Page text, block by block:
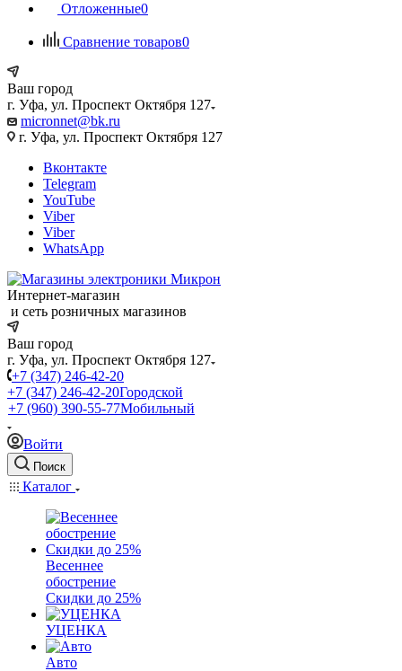
Отложенные0
Сравнение товаров0
Ваш город
г. Уфа, ул. Проспект Октября 127
micronnet@bk.ru
г. Уфа, ул. Проспект Октября 127
Вконтакте
Telegram
YouTube
Viber
Viber
WhatsApp
Интернет-магазин
и сеть розничных магазинов
Ваш город
г. Уфа, ул. Проспект Октября 127
+7 (347) 246-42-20
+7 (347) 246-42-20Городской
+7 (960) 390-55-77Мобильный
Войти
Поиск
Каталог
Весеннее
обострение
Скидки до 25%
УЦЕНКА
Авто